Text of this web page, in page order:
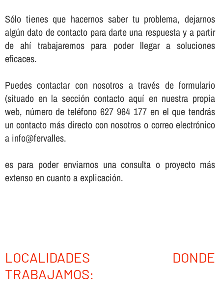
Sólo tienes que hacernos saber tu problema, dejarnos
algún dato de contacto para darte una respuesta y a partir
de ahí­ trabajaremos para poder llegar a soluciones
eficaces.
Puedes contactar con nosotros a través de formulario
(situado en la sección contacto aquí­ en nuestra propia
web, número de teléfono 627 964 177 en el que tendrás
un contacto más directo con nosotros o correo electrónico
a info@fervalles.
es para poder enviarnos una consulta o proyecto más
extenso en cuanto a explicación.
LOCALIDADES DONDE
TRABAJAMOS: